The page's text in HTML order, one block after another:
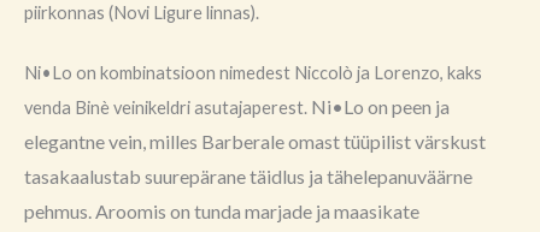
piirkonnas (Novi Ligure linnas).
Ni•Lo on kombinatsioon nimedest Niccolò ja Lorenzo, kaks
venda Binè veinikeldri asutajaperest. Ni•Lo on peen ja
elegantne vein, milles Barberale omast tüüpilist värskust
tasakaalustab suurepärane täidlus ja tähelepanuväärne
pehmus. Aroomis on tunda marjade ja maasikate